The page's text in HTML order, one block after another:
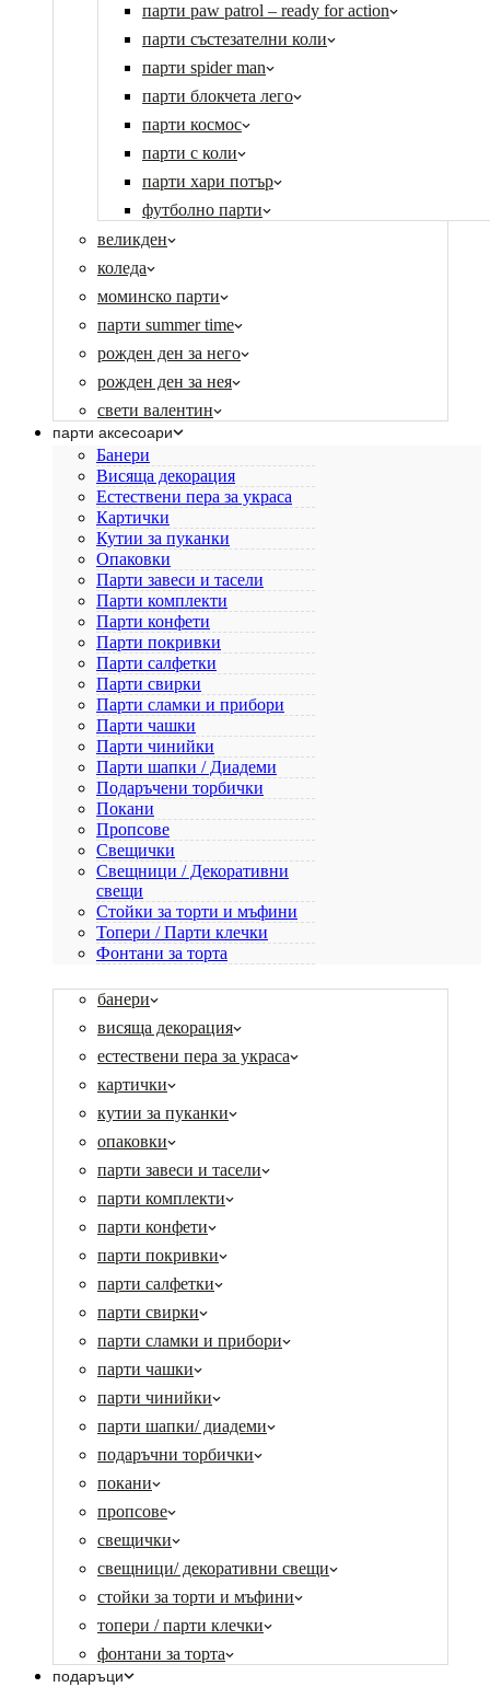
парти paw patrol – ready for action
парти състезателни коли
парти spider man
парти блокчета лего
парти космос
парти с коли
парти хари потър
футболно парти
великден
коледа
моминско парти
парти summer time
рожден ден за него
рожден ден за нея
свети валентин
парти аксесоари
Банери
Висяща декорация
Естествени пера за украса
Картички
Кутии за пуканки
Опаковки
Парти завеси и тасели
Парти комплекти
Парти конфети
Парти покривки
Парти салфетки
Парти свирки
Парти сламки и прибори
Парти чашки
Парти чинийки
Парти шапки / Диадеми
Подаръчени торбички
Покани
Пропсове
Свещички
Свещници / Декоративни
свещи
Стойки за торти и мъфини
Топери / Парти клечки
Фонтани за торта
банери
висяща декорация
естествени пера за украса
картички
кутии за пуканки
опаковки
парти завеси и тасели
парти комплекти
парти конфети
парти покривки
парти салфетки
парти свирки
парти сламки и прибори
парти чашки
парти чинийки
парти шапки/ диадеми
подаръчни торбички
покани
пропсове
свещички
свещници/ декоративни свещи
стойки за торти и мъфини
топери / парти клечки
фонтани за торта
подаръци